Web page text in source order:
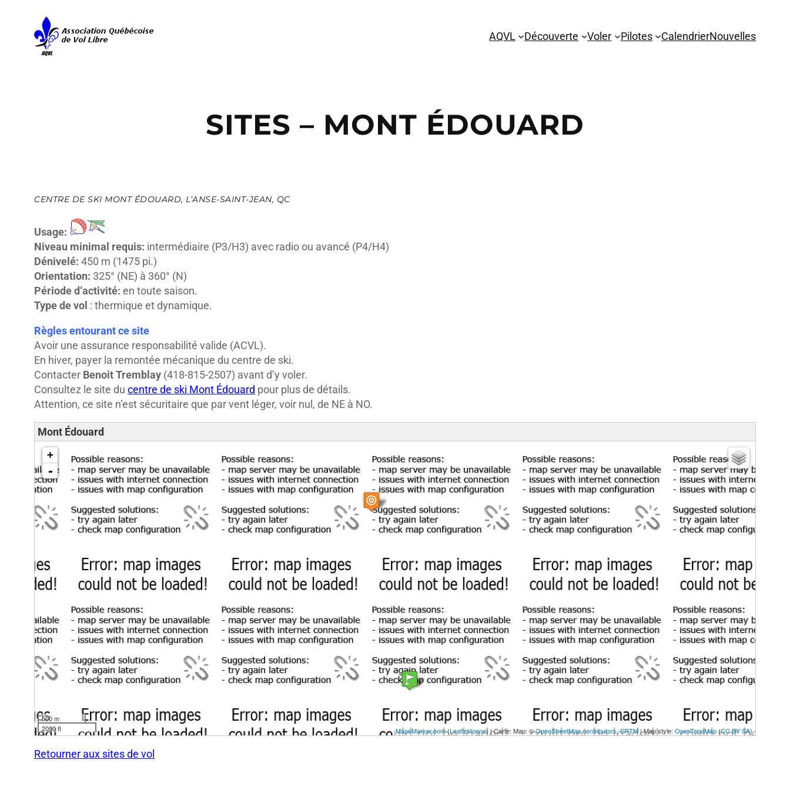
contenu
AQVL Découverte Voler Pilotes CalendrierNouvelles
SITES – MONT ÉDOUARD
CENTRE DE SKI MONT ÉDOUARD, L’ANSE-SAINT-JEAN, QC
Usage:
Niveau minimal requis: intermédiaire (P3/H3) avec radio ou avancé (P4/H4)
Dénivelé: 450 m (1475 pi.)
Orientation: 325° (NE) à 360° (N)
Période d’activité: en toute saison.
Type de vol : thermique et dynamique.
Règles entourant ce site
Avoir une assurance responsabilité valide (ACVL).
En hiver, payer la remontée mécanique du centre de ski.
Contacter Benoit Tremblay (418-815-2507) avant d’y voler.
Consultez le site du centre de ski Mont Édouard pour plus de détails.
Attention, ce site n’est sécuritaire que par vent léger, voir nul, de NE à NO.
Mont Édouard
chargement de la carte – veuillez patienter…
+
-
500 m
2000 ft
MapsMarker.com(Leaflet/icons) | Carte: Map: ©OpenStreetMap contributors,SRTM| Map style: OpenTopoMap (CC BY SA)
Retourner aux sites de vol